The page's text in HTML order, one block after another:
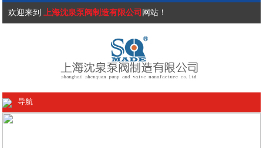
欢迎来到 上海沈泉泵阀制造有限公司 网站！
导航